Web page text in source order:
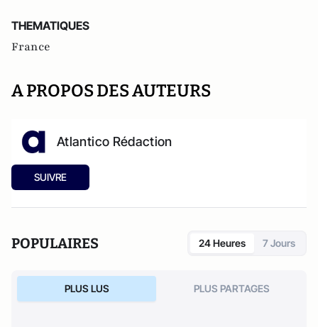
THEMATIQUES
France
A PROPOS DES AUTEURS
Atlantico Rédaction
SUIVRE
POPULAIRES 24 Heures 7 Jours
PLUS LUS PLUS PARTAGES